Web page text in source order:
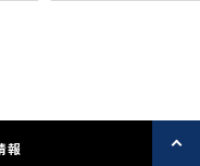
報